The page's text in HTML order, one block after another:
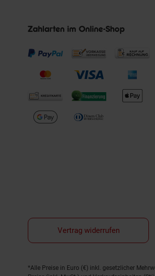
Zahlarten im Online-Shop
Vertrag widerrufen
Fußnoten
*Alle Preise in Euro (€) inkl. gesetzlicher